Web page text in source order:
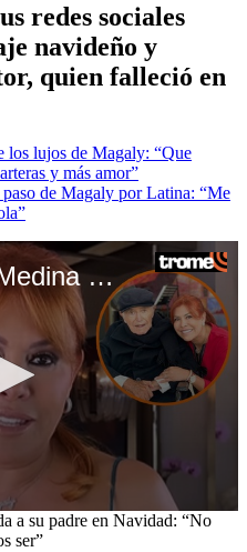
redes sociales
navideño y
quien falleció en
los lujos de Magaly: “Que
y más amor”
de Magaly por Latina: “Me
TROME - Magaly Medina recuerda a su padre en Navidad: “No vamos a estar felices como solíamos ser”
a su padre en Navidad: “No
ser”